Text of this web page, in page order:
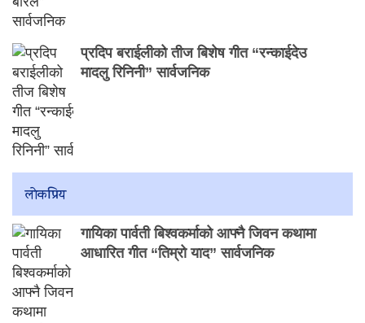
प्रदिप बराईलीको तीज बिशेष गीत “रन्काईदेउ
मादलु रिनिनी” सार्वजनिक
लाेकप्रिय
गायिका पार्वती बिश्वकर्माको आफ्नै जिवन कथामा
आधारित गीत “तिम्रो याद” सार्वजनिक